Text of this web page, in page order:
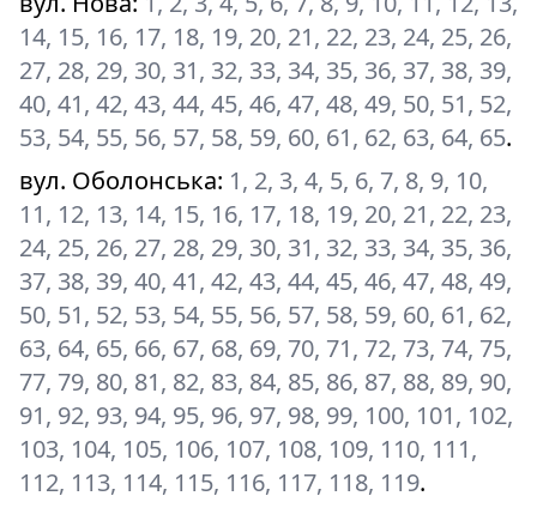
14, 15, 16, 17, 18, 19, 20, 21, 22, 23, 24, 25, 26,
27, 28, 29, 30, 31, 32, 33, 34, 35, 36, 37, 38, 39,
40, 41, 42, 43, 44, 45, 46, 47, 48, 49, 50, 51, 52,
53, 54, 55, 56, 57, 58, 59, 60, 61, 62, 63, 64, 65.
вул. Оболонська: 1, 2, 3, 4, 5, 6, 7, 8, 9, 10,
11, 12, 13, 14, 15, 16, 17, 18, 19, 20, 21, 22, 23,
24, 25, 26, 27, 28, 29, 30, 31, 32, 33, 34, 35, 36,
37, 38, 39, 40, 41, 42, 43, 44, 45, 46, 47, 48, 49,
50, 51, 52, 53, 54, 55, 56, 57, 58, 59, 60, 61, 62,
63, 64, 65, 66, 67, 68, 69, 70, 71, 72, 73, 74, 75,
77, 79, 80, 81, 82, 83, 84, 85, 86, 87, 88, 89, 90,
91, 92, 93, 94, 95, 96, 97, 98, 99, 100, 101, 102,
103, 104, 105, 106, 107, 108, 109, 110, 111,
112, 113, 114, 115, 116, 117, 118, 119.